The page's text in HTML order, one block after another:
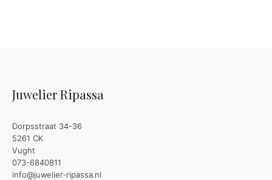
Juwelier Ripassa
Dorpsstraat 34-36
5261 CK
Vught
073-6840811
info@juwelier-ripassa.nl